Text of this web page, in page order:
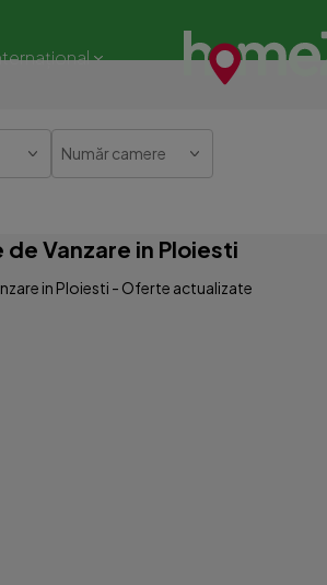
Număr camere
de Vanzare in Ploiesti
in Ploiesti - Oferte actualizate